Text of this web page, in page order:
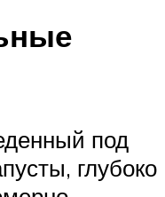
под
глубоко